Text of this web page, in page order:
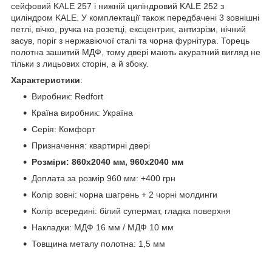
сейфовий KALE 257 і нижній циліндровий KALE 252 з
циліндром KALE. У комплектації також передбачені 3 зовнішні
петлі, вічко, ручка на розетці, ексцентрик, антизрізи, нічний
засув, поріг з нержавіючої сталі та чорна фурнітура. Торець
полотна зашитий МДФ, тому двері мають акуратний вигляд не
тільки з лицьових сторін, а й збоку.
Характеристики:
Виробник: Redfort
Країна виробник: Україна
Серія: Комфорт
Призначення: квартирні двері
Розміри: 860х2040 мм, 960х2040 мм
Доплата за розмір 960 мм: +400 грн
Колір зовні: чорна шагрень + 2 чорні молдинги
Колір всередині: білий супермат, гладка поверхня
Накладки: МДФ 16 мм / МДФ 10 мм
Товщина металу полотна: 1,5 мм